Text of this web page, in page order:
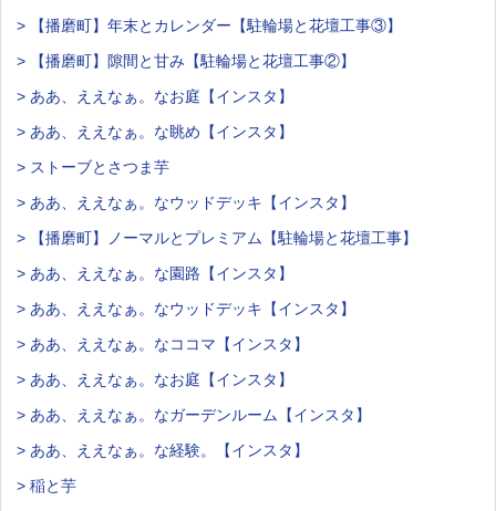
> 【播磨町】年末とカレンダー【駐輪場と花壇工事③】
> 【播磨町】隙間と甘み【駐輪場と花壇工事②】
> ああ、ええなぁ。なお庭【インスタ】
> ああ、ええなぁ。な眺め【インスタ】
> ストーブとさつま芋
> ああ、ええなぁ。なウッドデッキ【インスタ】
> 【播磨町】ノーマルとプレミアム【駐輪場と花壇工事】
> ああ、ええなぁ。な園路【インスタ】
> ああ、ええなぁ。なウッドデッキ【インスタ】
> ああ、ええなぁ。なココマ【インスタ】
> ああ、ええなぁ。なお庭【インスタ】
> ああ、ええなぁ。なガーデンルーム【インスタ】
> ああ、ええなぁ。な経験。【インスタ】
> 稲と芋